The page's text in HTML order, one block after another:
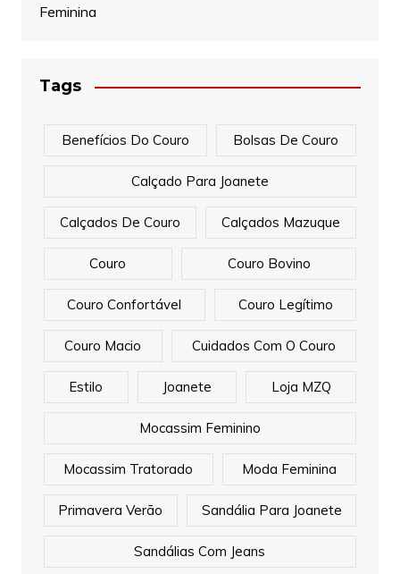
Feminina
Tags
Benefícios Do Couro Bolsas De Couro
Calçado Para Joanete
Calçados De Couro Calçados Mazuque
Couro Couro Bovino
Couro Confortável Couro Legítimo
Couro Macio Cuidados Com O Couro
Estilo Joanete Loja MZQ
Mocassim Feminino
Mocassim Tratorado Moda Feminina
Primavera Verão Sandália Para Joanete
Sandálias Com Jeans